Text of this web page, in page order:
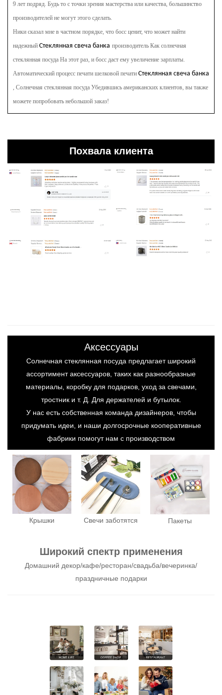
9 лет подряд. Будь то с точки зрения мастерства или качества, большинство
производителей не могут этого сделать.
Ники сказал мне в частном порядке, что босс ценит, что может найти
надежный Стеклянная свеча банка производитель Как солнечная
стеклянная посуда На этот раз, и босс даст ему увеличение зарплаты.
Автоматический процесс печати шелковой печати Стеклянная свеча банка
, Солнечная стеклянная посуда Убедившись американских клиентов, вы также
можете попробовать небольшой заказ!
Похвала клиента
Аксессуары
Солнечная стеклянная посуда предлагает широкий
ассортимент аксессуаров, таких как разнообразные
материалы, коробку для подарков, уход за свечами,
тростник и т. Д. Для держателей и бутылок.
У нас есть собственная команда дизайнеров, чтобы
придумать идеи, и наши долгосрочные кооперативные
фабрики помогут нам с производством
Крышки Свечи заботятся Пакеты
Широкий спектр применения
Домашний декор/кафе/ресторан/свадьба/вечеринка/
праздничные подарки